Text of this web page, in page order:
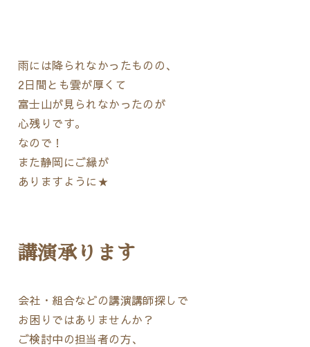
雨には降られなかったものの、
2日間とも雲が厚くて
富士山が見られなかったのが
心残りです。
なので！
また静岡にご縁が
ありますように★
講演承ります
会社・組合などの講演講師探しで
お困りではありませんか？
ご検討中の担当者の方、